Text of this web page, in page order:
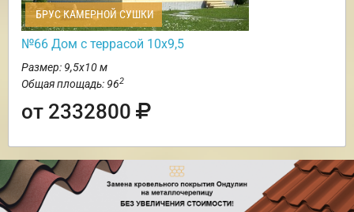
БРУС КАМЕРНОЙ СУШКИ
№66 Дом с террасой 10х9,5
Размер: 9,5х10 м
Общая площадь: 962
от 2332800